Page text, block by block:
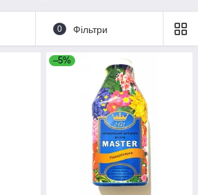
0 Фільтри
–5%